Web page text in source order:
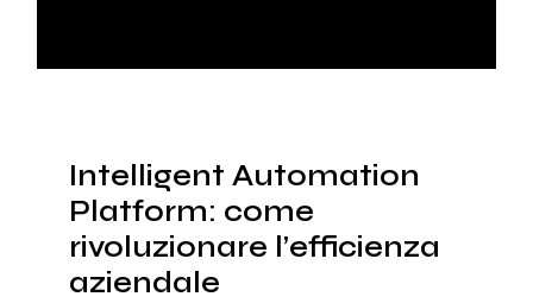
Intelligent Automation
Platform: come
rivoluzionare l’efficienza
aziendale